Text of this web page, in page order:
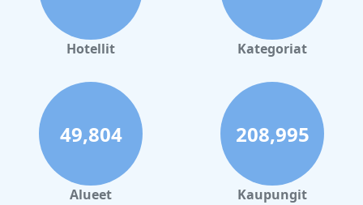
Hotellit Kategoriat
49,804
Alueet
208,995
Kaupungit